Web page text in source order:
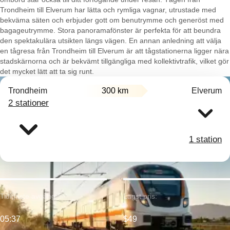
Trondheim till Elverum har lätta och rymliga vagnar, utrustade med
bekväma säten och erbjuder gott om benutrymme och generöst med
bagageutrymme. Stora panoramafönster är perfekta för att beundra
den spektakulära utsikten längs vägen. En annan anledning att välja
en tågresa från Trondheim till Elverum är att tågstationerna ligger nära
stadskärnorna och är bekvämt tillgängliga med kollektivtrafik, vilket gör
det mycket lätt att ta sig runt.
Trondheim 300 km Elverum
2 stationer
1 station
Tidigaste avgång:
05:37
Lägst pris:
$49